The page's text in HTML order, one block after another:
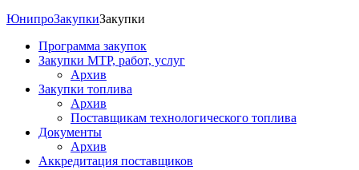
ЮнипроЗакупкиЗакупки
Программа закупок
Закупки МТР, работ, услуг
Архив
Закупки топлива
Архив
Поставщикам технологического топлива
Документы
Архив
Аккредитация поставщиков